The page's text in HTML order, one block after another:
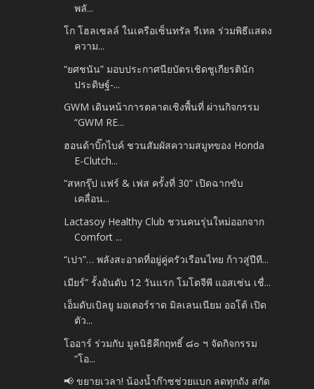
พลั...
โก โฮลเซลล์ ในเครือเซ็นทรัล รีเทล ร่วมพิธีแสดง
ความ...
“ยศชนัน” มอบประกาศนียบัตรเชิดชูเกียรตินัก
ประดิษฐ์-...
GWM เดินหน้าการตลาดเชิงพื้นที่ ผ่านกิจกรรม
“GWM RE...
ฮอนด้าบิ๊กไบค์ ชวนสัมผัสความสมูทของ Honda
E-Clutch...
“สหกรุ๊ป แฟร์ & เฟส ครั้งที่ 30” เปิดฉากขับ
เคลื่อน...
Lactasoy Healthy Club ชวนคนรุ่นใหม่ออกจาก
Comfort ...
“เปา”… พลังสะอาดที่อยู่คู่ครัวเรือนไทย ก้าวสู่ปีที...
เมียร์” รั้งอันดับ 12 วันแรก โมโตจีพี แอสเซ่น เชื่...
เอ็มดับเบิลยู มอเตอร์ราด มิลเลนเนียม ออโต้ เปิด
ตัว...
โออาร์ ร่วมกับ มูลนิธิคึกฤทธิ์ ๘๐ ฯ จัดกิจกรรม
“โอ...
📢 ขยายเวลา! น้องน้ำก๊าซช่วยแบก ลดทุกถัง สกัด